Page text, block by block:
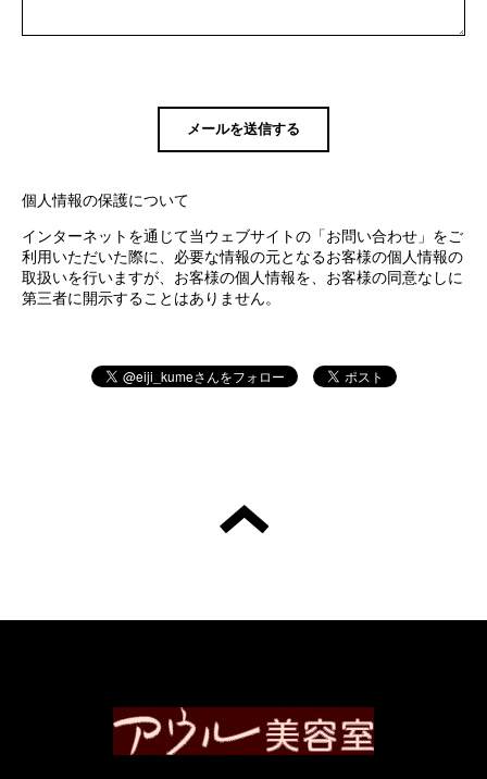
個人情報の保護について
インターネットを通じて当ウェブサイトの「お問い合わせ」をご
利用いただいた際に、必要な情報の元となるお客様の個人情報の
取扱いを行いますが、お客様の個人情報を、お客様の同意なしに
第三者に開示することはありません。